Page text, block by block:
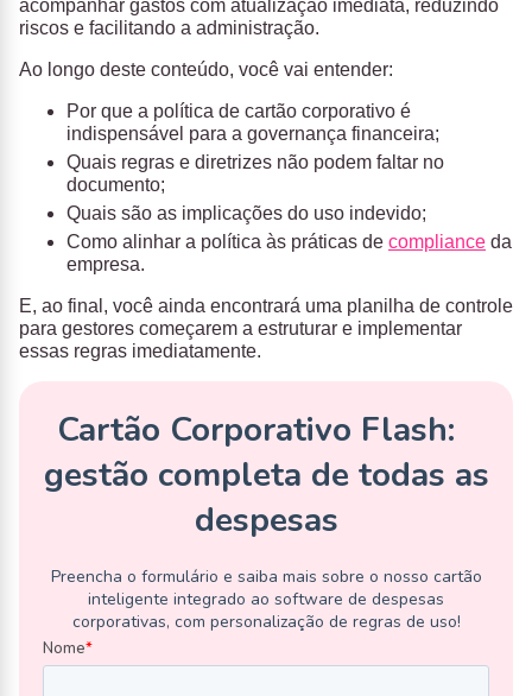
acompanhar gastos com atualização imediata, reduzindo
riscos e facilitando a administração.
Ao longo deste conteúdo, você vai entender:
Por que a política de cartão corporativo é
indispensável para a governança financeira;
Quais regras e diretrizes não podem faltar no
documento;
Quais são as implicações do uso indevido;
Como alinhar a política às práticas de compliance da
empresa.
E, ao final, você ainda encontrará uma planilha de controle
para gestores começarem a estruturar e implementar
essas regras imediatamente.